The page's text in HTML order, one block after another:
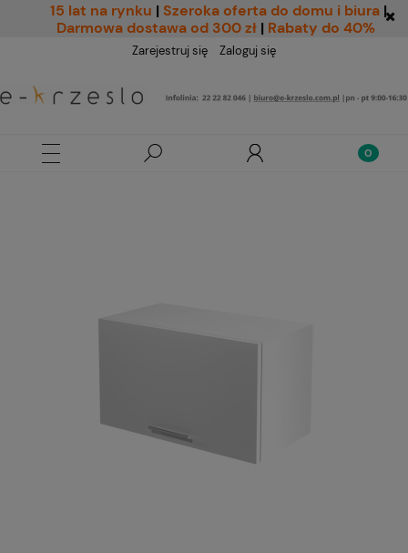
15 lat na rynku | Szeroka oferta do domu i biura |
Darmowa dostawa od 300 zł | Rabaty do 40%
Zarejestruj się Zaloguj się